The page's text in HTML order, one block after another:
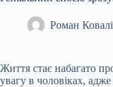
Роман
Життя стає набагато
увагу в чоловіках,